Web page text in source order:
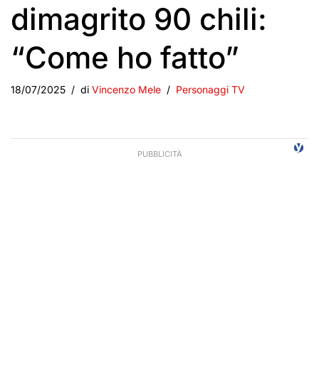
dimagrito 90 chili:
“Come ho fatto”
18/07/2025 di Vincenzo Mele Personaggi TV